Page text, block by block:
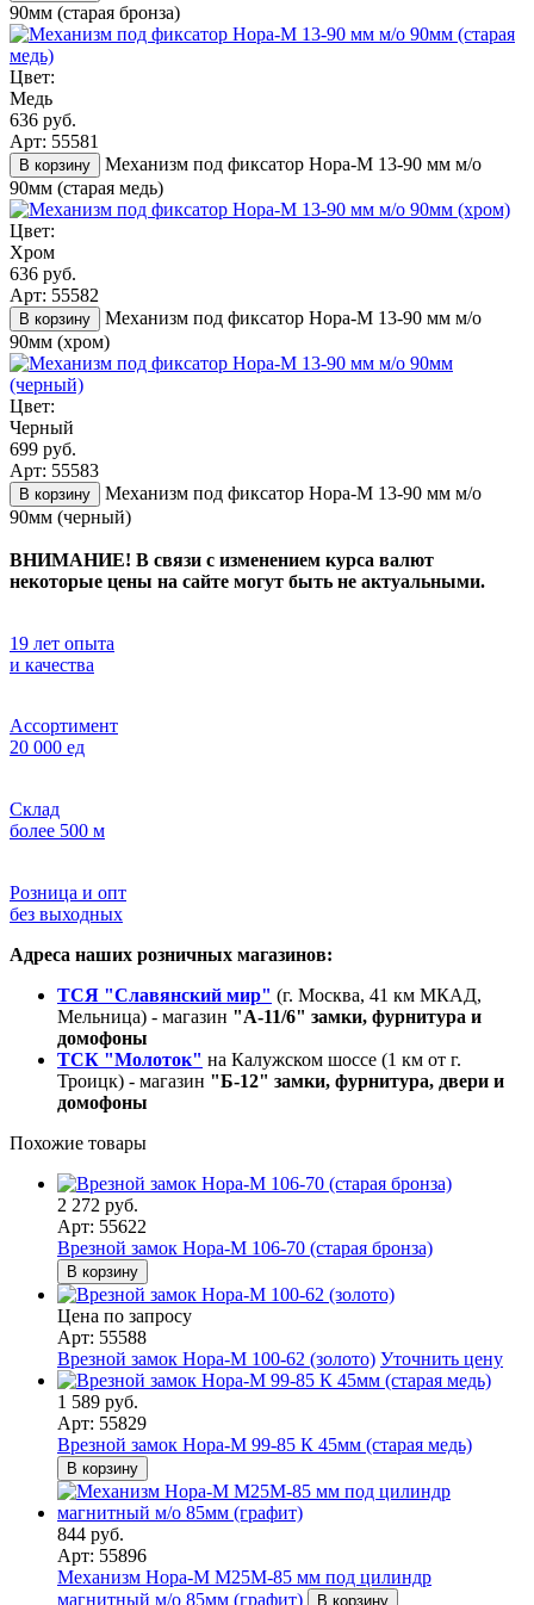
90мм (старая бронза)
Цвет:
Медь
636 руб.
Арт: 55581
В корзину
Механизм под фиксатор Нора-М 13-90 мм м/о
90мм (старая медь)
Цвет:
Хром
636 руб.
Арт: 55582
В корзину
Механизм под фиксатор Нора-М 13-90 мм м/о
90мм (хром)
Цвет:
Черный
699 руб.
Арт: 55583
В корзину
Механизм под фиксатор Нора-М 13-90 мм м/о
90мм (черный)
ВНИМАНИЕ! В связи с изменением курса валют
некоторые цены на сайте могут быть не актуальными.
19 лет опыта
и качества
Ассортимент
20 000 ед
Склад
более 500 м
Розница и опт
без выходных
Адреса наших розничных магазинов:
ТСЯ "Славянский мир" (г. Москва, 41 км МКАД,
Мельница) - магазин "А-11/6" замки, фурнитура и
домофоны
ТСК "Молоток" на Калужском шоссе (1 км от г.
Троицк) - магазин "Б-12" замки, фурнитура, двери и
домофоны
Похожие товары
2 272 руб.
Арт: 55622
Врезной замок Нора-М 106-70 (старая бронза)
В корзину
Цена по запросу
Арт: 55588
Врезной замок Нора-М 100-62 (золото) Уточнить цену
1 589 руб.
Арт: 55829
Врезной замок Нора-М 99-85 К 45мм (старая медь)
В корзину
844 руб.
Арт: 55896
Механизм Нора-М М25М-85 мм под цилиндр
магнитный м/о 85мм (графит)
В корзину